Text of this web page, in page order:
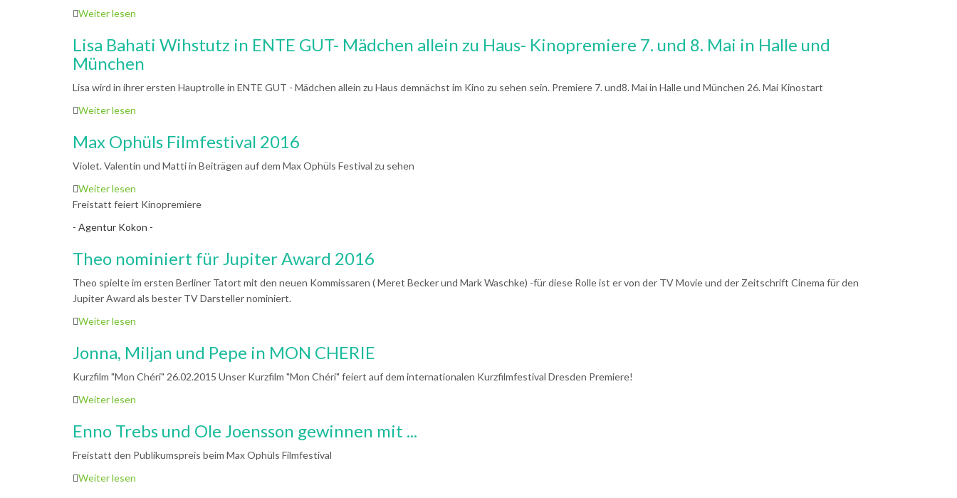
Weiter lesen
Lisa Bahati Wihstutz in ENTE GUT- Mädchen allein zu Haus- Kinopremiere 7. und 8. Mai in Halle und
München
Lisa wird in ihrer ersten Hauptrolle in ENTE GUT - Mädchen allein zu Haus demnächst im Kino zu sehen sein. Premiere 7. und8. Mai in Halle und München 26. Mai Kinostart
Weiter lesen
Max Ophüls Filmfestival 2016
Violet. Valentin und Matti in Beiträgen auf dem Max Ophüls Festival zu sehen
Weiter lesen
Freistatt feiert Kinopremiere
- Agentur Kokon -
Theo nominiert für Jupiter Award 2016
Theo spielte im ersten Berliner Tatort mit den neuen Kommissaren ( Meret Becker und Mark Waschke) -für diese Rolle ist er von der TV Movie und der Zeitschrift Cinema für den
Jupiter Award als bester TV Darsteller nominiert.
Weiter lesen
Jonna, Miljan und Pepe in MON CHERIE
Kurzfilm "Mon Chéri" 26.02.2015 Unser Kurzfilm "Mon Chéri" feiert auf dem internationalen Kurzfilmfestival Dresden Premiere!
Weiter lesen
Enno Trebs und Ole Joensson gewinnen mit ...
Freistatt den Publikumspreis beim Max Ophüls Filmfestival
Weiter lesen